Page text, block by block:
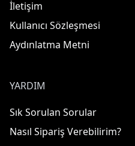
İletişim
Kullanıcı Sözleşmesi
Aydınlatma Metni
YARDIM
Sık Sorulan Sorular
Nasıl Sipariş Verebilirim?